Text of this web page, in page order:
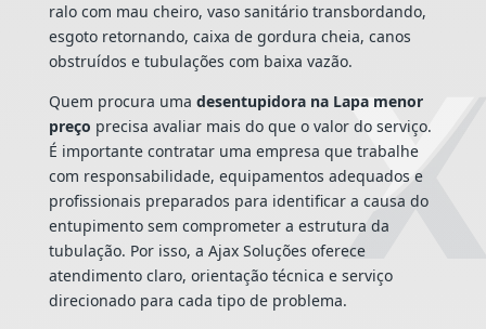
ralo com mau cheiro, vaso sanitário transbordando,
esgoto retornando, caixa de gordura cheia, canos
obstruídos e tubulações com baixa vazão.
Quem procura uma desentupidora na Lapa menor
preço precisa avaliar mais do que o valor do serviço.
É importante contratar uma empresa que trabalhe
com responsabilidade, equipamentos adequados e
profissionais preparados para identificar a causa do
entupimento sem comprometer a estrutura da
tubulação. Por isso, a Ajax Soluções oferece
atendimento claro, orientação técnica e serviço
direcionado para cada tipo de problema.